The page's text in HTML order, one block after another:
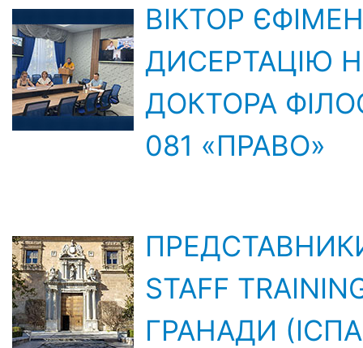
ВІКТОР
ДИСЕРТАЦІЮ
ДОКТОРА
081 «ПРАВО»
STAFF
ГРАНАДИ